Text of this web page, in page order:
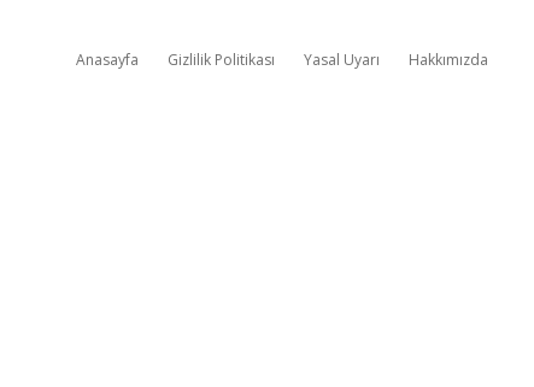
Anasayfa Gizlilik Politikası Yasal Uyarı Hakkımızda